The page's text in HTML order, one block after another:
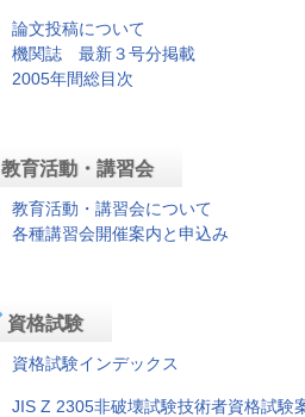
論文投稿について
機関誌 最新３号分掲載
2005年間総目次
教育活動・講習会
教育活動・講習会について
各種講習会開催案内と申込み
資格試験
資格試験インデックス
JIS Z 2305非破壊試験技術者資格試験